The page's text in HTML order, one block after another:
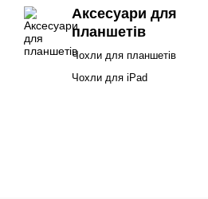
Аксесуари для
планшетів
Чохли для планшетів
Чохли для iPad